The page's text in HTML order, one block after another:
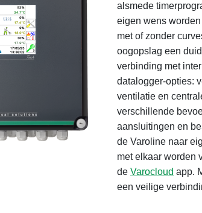
alsmede
eigen wens
met of zonder
oogopslag een
verbinding met
datalogger-opties:
ventilatie en
verschillende
aansluitingen en
de Varoline naar
met elkaar worden
de Varocloud app.
een veilige